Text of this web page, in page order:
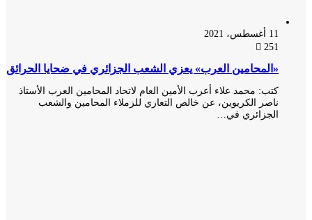
«المحامين العرب» يعزي الشعب الجزائري في ضحايا الحرائق
كتب: محمد علاء أعرب الأمين العام لاتحاد المحامين العرب الأستاذ
ناصر الكريوين، عن خالص التعازي للزملاء المحامين والشعب
الجزائري في…